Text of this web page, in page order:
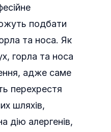
подбати
та носа. Як
горла та носа
адже саме
перехрестя
шляхів,
дію алергенів,